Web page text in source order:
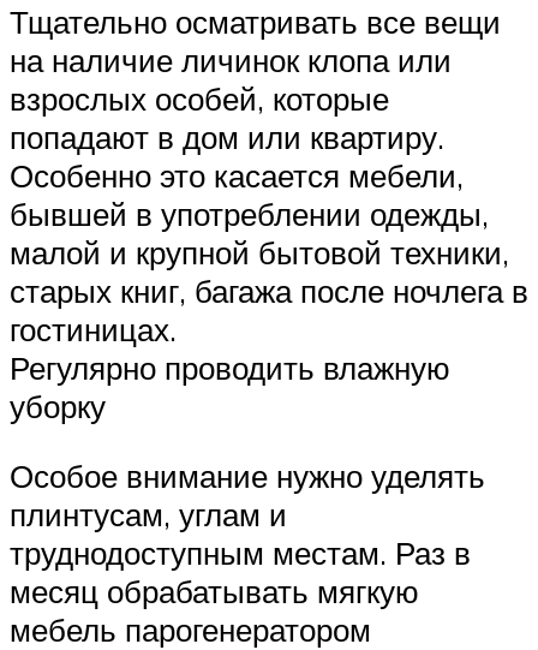
Тщательно осматривать все вещи
на наличие личинок клопа или
взрослых особей, которые
попадают в дом или квартиру.
Особенно это касается мебели,
бывшей в употреблении одежды,
малой и крупной бытовой техники,
старых книг, багажа после ночлега в
гостиницах.
Регулярно проводить влажную
уборку
Особое внимание нужно уделять
плинтусам, углам и
труднодоступным местам. Раз в
месяц обрабатывать мягкую
мебель парогенератором